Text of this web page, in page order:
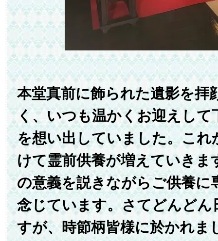
本堂真前に飾られた遺影を拝
く、いつも温かくお迎えし
を想い出していました。これ
けて霊前供養が増えていきま
の意義を説きながらご供養に
念じています。さてどんどん
すが、時節柄皆様に於かれま